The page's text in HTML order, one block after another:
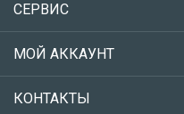
СЕРВИС
МОЙ АККАУНТ
КОНТАКТЫ